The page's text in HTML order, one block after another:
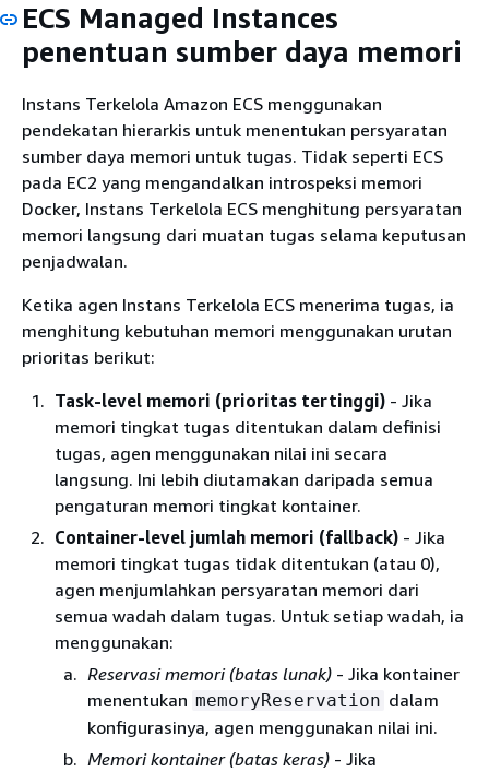
ECS Managed Instances
penentuan sumber daya memori
Instans Terkelola Amazon ECS menggunakan
pendekatan hierarkis untuk menentukan persyaratan
sumber daya memori untuk tugas. Tidak seperti ECS
pada EC2 yang mengandalkan introspeksi memori
Docker, Instans Terkelola ECS menghitung persyaratan
memori langsung dari muatan tugas selama keputusan
penjadwalan.
Ketika agen Instans Terkelola ECS menerima tugas, ia
menghitung kebutuhan memori menggunakan urutan
prioritas berikut:
Task-level memori (prioritas tertinggi) - Jika
memori tingkat tugas ditentukan dalam definisi
tugas, agen menggunakan nilai ini secara
langsung. Ini lebih diutamakan daripada semua
pengaturan memori tingkat kontainer.
Container-level jumlah memori (fallback) - Jika
memori tingkat tugas tidak ditentukan (atau 0),
agen menjumlahkan persyaratan memori dari
semua wadah dalam tugas. Untuk setiap wadah, ia
menggunakan:
Reservasi memori (batas lunak) - Jika kontainer
menentukan memoryReservation dalam
konfigurasinya, agen menggunakan nilai ini.
Memori kontainer (batas keras) - Jika